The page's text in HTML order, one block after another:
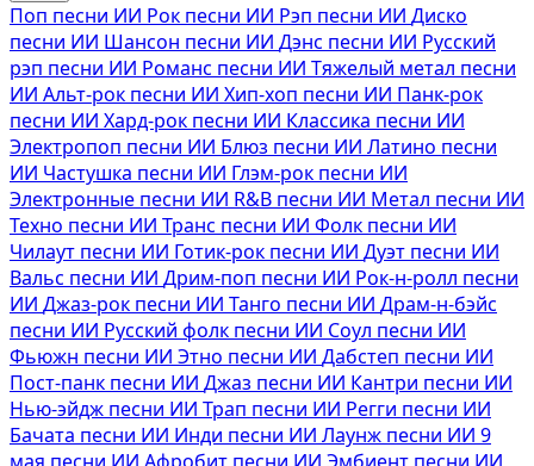
Поп песни ИИ Рок песни ИИ Рэп песни ИИ Диско
песни ИИ Шансон песни ИИ Дэнс песни ИИ Русский
рэп песни ИИ Романс песни ИИ Тяжелый метал песни
ИИ Альт-рок песни ИИ Хип-хоп песни ИИ Панк-рок
песни ИИ Хард-рок песни ИИ Классика песни ИИ
Электропоп песни ИИ Блюз песни ИИ Латино песни
ИИ Частушка песни ИИ Глэм-рок песни ИИ
Электронные песни ИИ R&B песни ИИ Метал песни ИИ
Техно песни ИИ Транс песни ИИ Фолк песни ИИ
Чилаут песни ИИ Готик-рок песни ИИ Дуэт песни ИИ
Вальс песни ИИ Дрим-поп песни ИИ Рок-н-ролл песни
ИИ Джаз-рок песни ИИ Танго песни ИИ Драм-н-бэйс
песни ИИ Русский фолк песни ИИ Соул песни ИИ
Фьюжн песни ИИ Этно песни ИИ Дабстеп песни ИИ
Пост-панк песни ИИ Джаз песни ИИ Кантри песни ИИ
Нью-эйдж песни ИИ Трап песни ИИ Регги песни ИИ
Бачата песни ИИ Инди песни ИИ Лаунж песни ИИ 9